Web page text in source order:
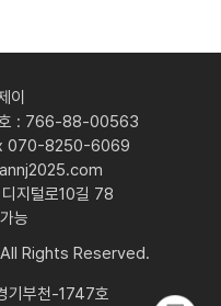
이
호 : 766-88-00563
070-8250-6069
지털로10길 78
능
Rights Reserved.
기부천-1747호